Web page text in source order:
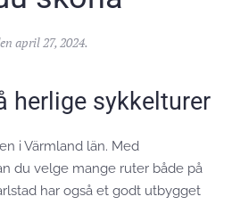
april 27, 2024.
herlige sykkelturer
i Värmland län. Med
du velge mange ruter både på
har også et godt utbygget